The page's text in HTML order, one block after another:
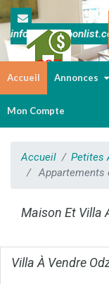
Accueil Annonces
Mon Compte
Accueil
Petites
Appartements
Maison Et Villa
Villa À Vendre